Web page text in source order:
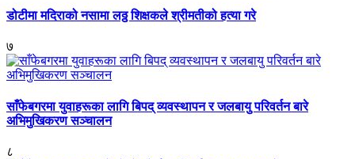
डोटीमा मदिराको नसामा लठ्ठ शिक्षकले श्रीमतीको हत्या गरे
७
साँफेबगरमा युवाहरूका लागि बिपद् व्यवस्थापन र जलबायु परिवर्तन बारे
अभिमुखिकरण सञ्चालन
८